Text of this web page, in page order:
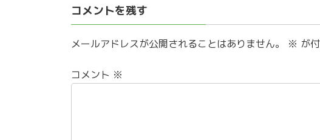
コメントを残す
メールアドレスが公開されることはありません。 ※ が
コメント ※